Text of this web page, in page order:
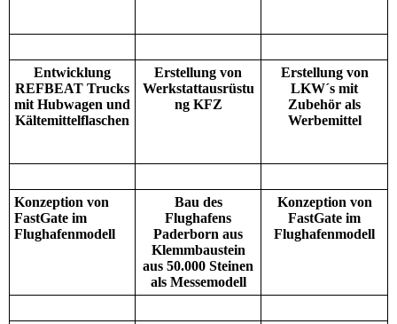
Entwicklung
REFBEAT Trucks
mit Hubwagen und
Kältemittelflaschen
Erstellung von
Werkstattausrüstu
ng KFZ
Erstellung von
LKW´s mit
Zubehör als
Werbemittel
Konzeption von
FastGate im
Flughafenmodell
Bau des
Flughafens
Paderborn aus
Klemmbaustein
aus 50.000 Steinen
als Messemodell
Konzeption von
FastGate im
Flughafenmodell